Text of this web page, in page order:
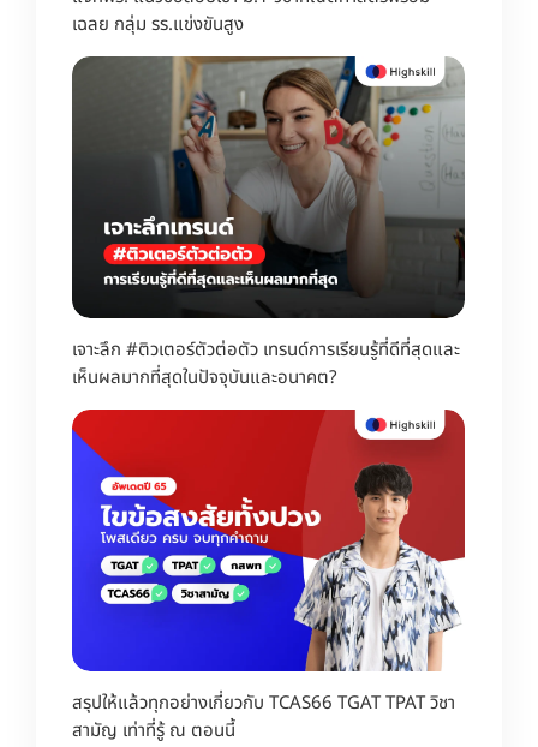
เฉลย กลุ่ม รร.แข่งขันสูง
เจาะลึก #ติวเตอร์ตัวต่อตัว เทรนด์การเรียนรู้ที่ดีที่สุดและ
เห็นผลมากที่สุดในปัจจุบันและอนาคต?
สรุปให้แล้วทุกอย่างเกี่ยวกับ TCAS66 TGAT TPAT วิชา
สามัญ เท่าที่รู้ ณ ตอนนี้